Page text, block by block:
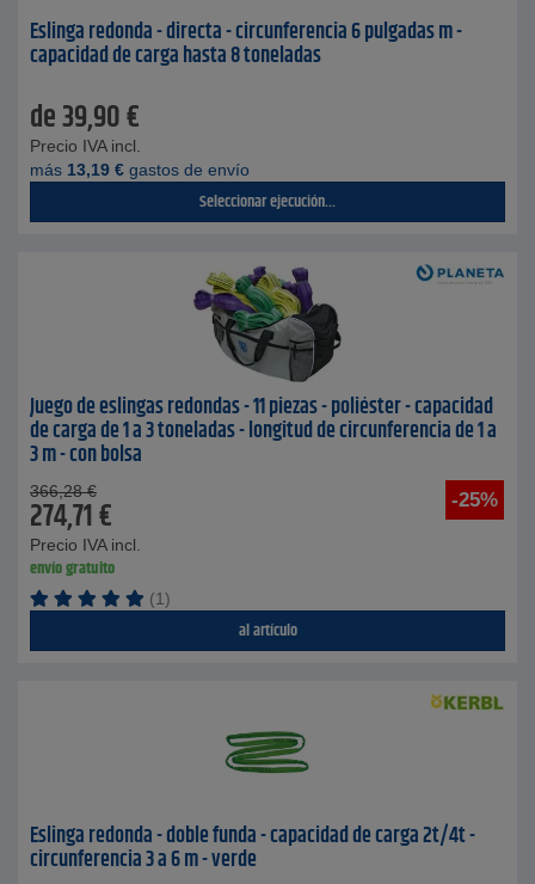
Eslinga redonda - directa - circunferencia 6 pulgadas m -
capacidad de carga hasta 8 toneladas
de39,90€
Precio IVA incl.
más 13,19 € gastos de envío
Seleccionar ejecución...
Juego de eslingas redondas - 11 piezas - poliéster - capacidad
de carga de 1 a 3 toneladas - longitud de circunferencia de 1 a
3 m - con bolsa
-25%
366,28 €
274,71€
Precio IVA incl.
envío gratuito
(1)
al artículo
Eslinga redonda - doble funda - capacidad de carga 2t/4t -
circunferencia 3 a 6 m - verde